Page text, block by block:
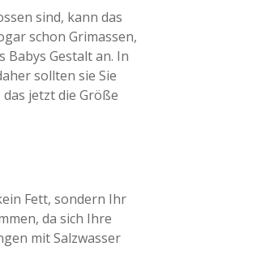
sind, kann das
schon Grimassen,
Babys Gestalt an. In
sollten sie Sie
jetzt die Größe
Fett, sondern Ihr
da sich Ihre
mit Salzwasser